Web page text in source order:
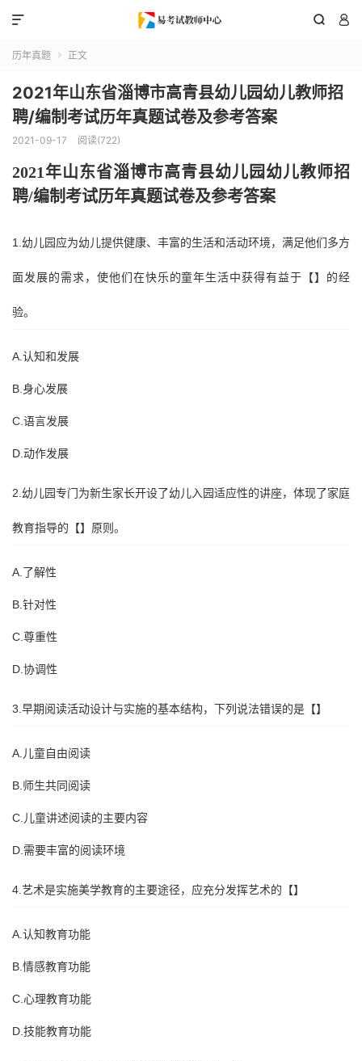
 

历年真题  正文
2021年山东省淄博市高青县幼儿园幼儿教师招
聘/编制考试历年真题试卷及参考答案
2021-09-17 阅读(722)
2021 年山东省淄博市高青县幼儿园幼儿教师招
聘/编制考试历年真题试卷及参考答案
1.幼儿园应为幼儿提供健康、丰富的生活和活动环境，满足他们多方
面发展的需求，使他们在快乐的童年生活中获得有益于【】的经
验。
A.认知和发展
B.身心发展
C.语言发展
D.动作发展
2.幼儿园专门为新生家长开设了幼儿入园适应性的讲座，体现了家庭
教育指导的【】原则。
A.了解性
B.针对性
C.尊重性
D.协调性
3.早期阅读活动设计与实施的基本结构，下列说法错误的是【】
A.儿童自由阅读
B.师生共同阅读
C.儿童讲述阅读的主要内容
D.需要丰富的阅读环境
4.艺术是实施美学教育的主要途径，应充分发挥艺术的【】
A.认知教育功能
B.情感教育功能
C.心理教育功能
D.技能教育功能